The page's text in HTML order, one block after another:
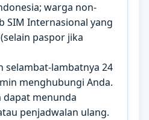
warga non-
SIM Internasional yang
paspor jika
selambat-lambatnya 24
menghubungi Anda.
dapat menunda
penjadwalan ulang.